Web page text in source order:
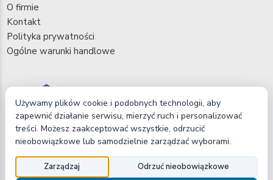
O firmie
Kontakt
Polityka prywatności
Ogólne warunki handlowe
Copyright © 2026 ORFID Sp. z o.o.
Używamy plików cookie i podobnych technologii, aby
zapewnić działanie serwisu, mierzyć ruch i personalizować
treści. Możesz zaakceptować wszystkie, odrzucić
nieobowiązkowe lub samodzielnie zarządzać wyborami.
Zarządzaj Odrzuć nieobowiązkowe